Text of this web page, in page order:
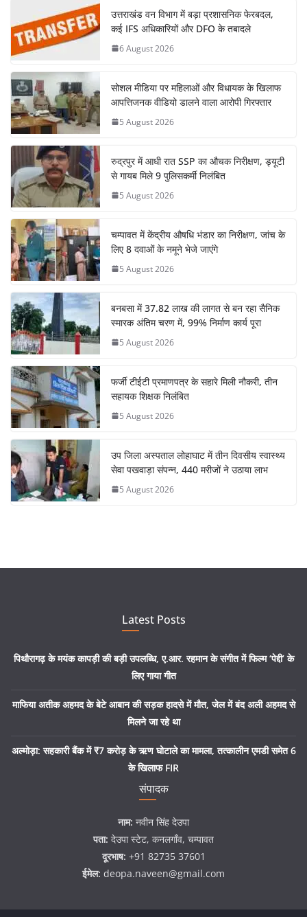
उत्तराखंड वन विभाग में बड़ा प्रशासनिक फेरबदल,
कई IFS अधिकारियों और DFO के तबादले
6 August 2026
सोशल मीडिया पर महिलाओं और विधायक के खिलाफ
आपत्तिजनक वीडियो डालने वाला आरोपी गिरफ्तार
5 August 2026
रुद्रपुर में आधी रात SSP का औचक निरीक्षण, ड्यूटी
से गायब मिले 9 पुलिसकर्मी निलंबित
5 August 2026
चम्पावत में केंद्रीय औषधि भंडार का निरीक्षण, जांच के
लिए 8 दवाओं के नमूने भेजे जाएंगे
5 August 2026
बनबसा में 37.82 लाख की लागत से बन रहा सैनिक
स्मारक अंतिम चरण में, 99% निर्माण कार्य पूरा
5 August 2026
फर्जी टीईटी प्रमाणपत्र के सहारे मिली नौकरी, तीन
सहायक शिक्षक निलंबित
5 August 2026
उप जिला अस्पताल लोहाघाट में तीन दिवसीय स्वास्थ्य
सेवा पखवाड़ा संपन्न, 440 मरीजों ने उठाया लाभ
5 August 2026
Latest Posts
पिथौरागढ़ के मयंक कापड़ी की बड़ी उपलब्धि, ए.आर. रहमान के संगीत में फिल्म ‘पेद्दी’ के
लिए गाया गीत
माफिया अतीक अहमद के बेटे आबान की सड़क हादसे में मौत, जेल में बंद अली अहमद से
मिलने जा रहे था
अल्मोड़ा: सहकारी बैंक में ₹7 करोड़ के ऋण घोटाले का मामला, तत्कालीन एमडी समेत 6
के खिलाफ FIR
संपादक
नाम: नवीन सिंह देउपा
पता: देउपा स्टेट, कनलगाँव, चम्पावत
दूरभाष: +91 82735 37601
ईमेल: deopa.naveen@gmail.com